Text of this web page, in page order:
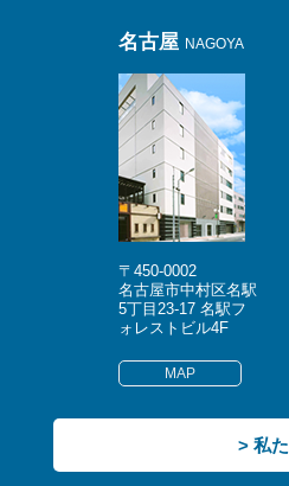
名古屋 NAGOYA
〒450-0002
名古屋市中村区名駅
5丁目23-17 名駅フ
ォレストビル4F
MAP
> 私